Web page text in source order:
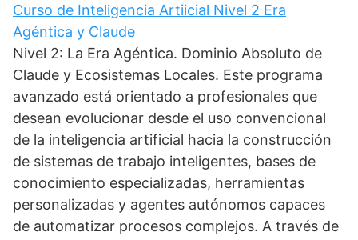
Curso de Inteligencia Artiicial Nivel 2 Era
Agéntica y Claude
Nivel 2: La Era Agéntica. Dominio Absoluto de
Claude y Ecosistemas Locales. Este programa
avanzado está orientado a profesionales que
desean evolucionar desde el uso convencional
de la inteligencia artificial hacia la construcción
de sistemas de trabajo inteligentes, bases de
conocimiento especializadas, herramientas
personalizadas y agentes autónomos capaces
de automatizar procesos complejos. A través de